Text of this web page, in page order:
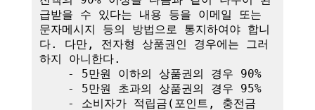
급받을 수 있다는 내용 등을 이메일 또는
문자메시지 등의 방법으로 통지하여야 합니
다. 다만, 전자형 상품권인 경우에는 그러
하지 아니한다.